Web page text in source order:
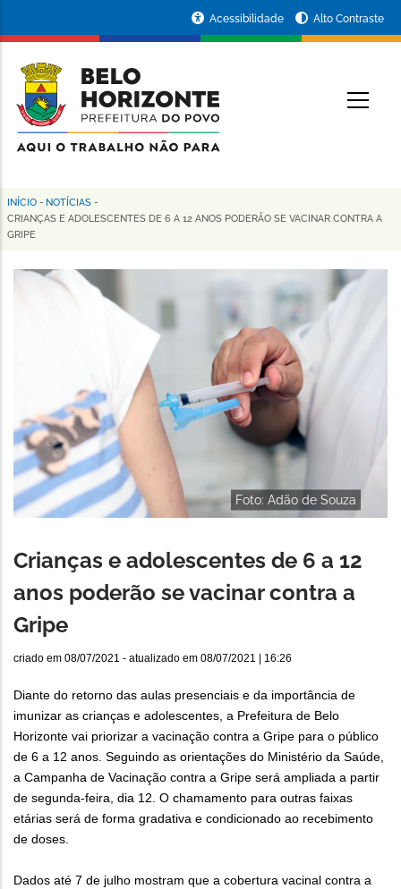
conteúdo
principal
da
Prefeitura
de
Horizonte
Acessibilidade Alto Contraste
Trilha
de
navegação
INÍCIO - NOTÍCIAS -
CRIANÇAS E ADOLESCENTES DE 6 A 12 ANOS PODERÃO SE VACINAR CONTRA A
GRIPE
Foto: Adão de Souza
Crianças e adolescentes de 6 a 12
anos poderão se vacinar contra a
Gripe
criado em 08/07/2021 - atualizado em 08/07/2021 | 16:26
Diante do retorno das aulas presenciais e da importância de
imunizar as crianças e adolescentes, a Prefeitura de Belo
Horizonte vai priorizar a vacinação contra a Gripe para o público
de 6 a 12 anos. Seguindo as orientações do Ministério da Saúde,
a Campanha de Vacinação contra a Gripe será ampliada a partir
de segunda-feira, dia 12. O chamamento para outras faixas
etárias será de forma gradativa e condicionado ao recebimento
de doses.
Dados até 7 de julho mostram que a cobertura vacinal contra a